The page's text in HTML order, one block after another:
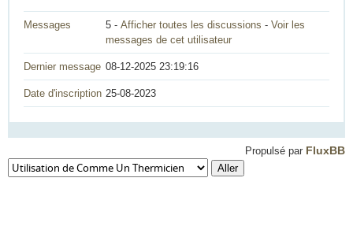
Messages 5 - Afficher toutes les discussions - Voir les
messages de cet utilisateur
Dernier message 08-12-2025 23:19:16
Date d'inscription 25-08-2023
Propulsé par FluxBB